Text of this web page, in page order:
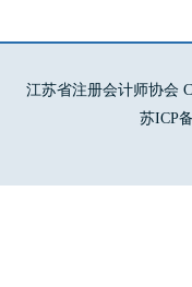
江苏省注册会计师协会
苏ICP